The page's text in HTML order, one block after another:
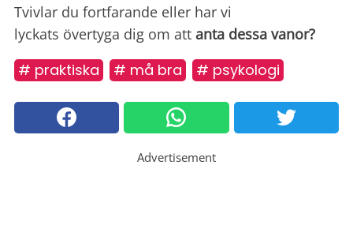
Tvivlar du fortfarande eller har vi
lyckats övertyga dig om att anta dessa vanor?
# praktiska # må bra # psykologi
Advertisement